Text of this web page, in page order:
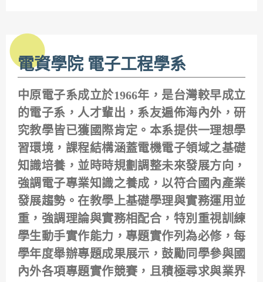
電資學院 電子工程學系
中原電子系成立於1966年，是台灣較早成立
的電子系，人才輩出，系友遍佈海內外，研
究教學皆已獲國際肯定。本系提供一理想學
習環境，課程結構涵蓋電機電子領域之基礎
知識培養，並時時規劃調整未來發展方向，
強調電子專業知識之養成，以符合國內產業
發展趨勢。在教學上基礎學理與實務運用並
重，強調理論與實務相配合，特別重視訓練
學生動手實作能力，專題實作列為必修，每
學年度舉辦專題成果展示，鼓勵同學參與國
內外各項專題實作競賽，且積極尋求與業界